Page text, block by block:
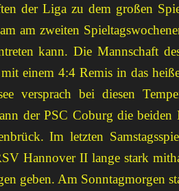
der Liga zu dem großen
am zweiten
kann. Die Mannschaft
einem 4:4 Remis in das
versprach bei diesen
der PSC Coburg die beiden
Im letzten
Hannover II lange stark
geben. Am Sonntagmorgen